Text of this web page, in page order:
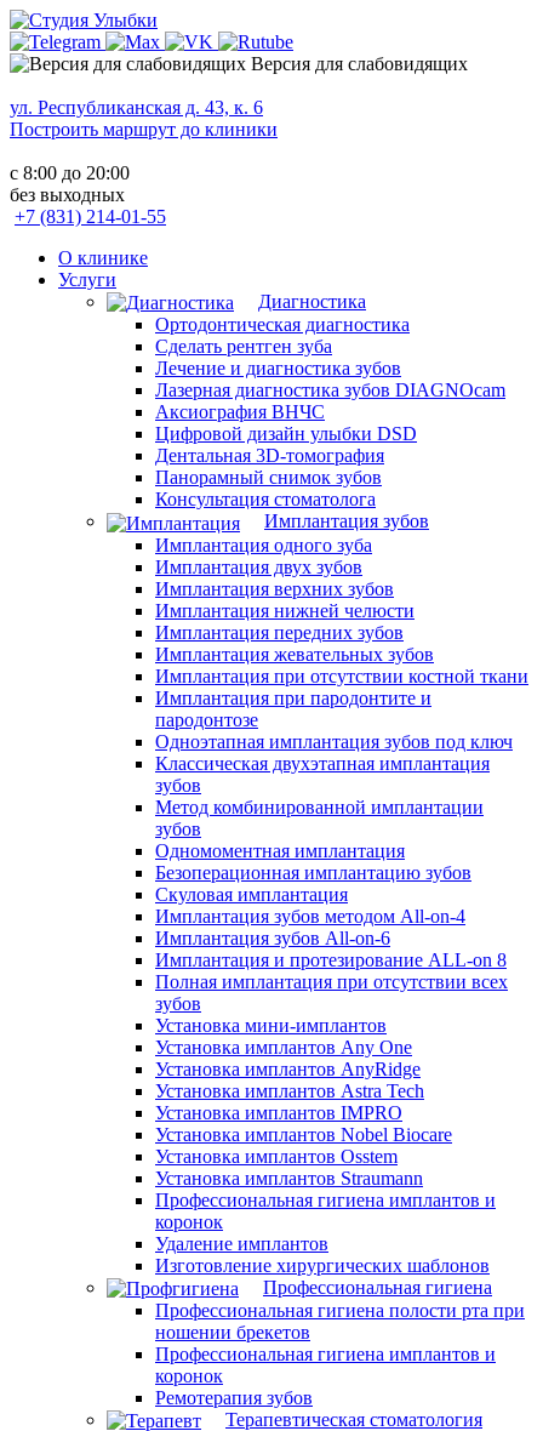
Версия для слабовидящих
ул. Республиканская д. 43, к. 6
Построить маршрут до клиники
с 8:00 до 20:00
без выходных
+7 (831) 214-01-55
О клинике
Услуги
Диагностика
Ортодонтическая диагностика
Сделать рентген зуба
Лечение и диагностика зубов
Лазерная диагностика зубов DIAGNOcam
Аксиография ВНЧС
Цифровой дизайн улыбки DSD
Дентальная 3D-томография
Панорамный снимок зубов
Консультация стоматолога
Имплантация зубов
Имплантация одного зуба
Имплантация двух зубов
Имплантация верхних зубов
Имплантация нижней челюсти
Имплантация передних зубов
Имплантация жевательных зубов
Имплантация при отсутствии костной ткани
Имплантация при пародонтите и
пародонтозе
Одноэтапная имплантация зубов под ключ
Классическая двухэтапная имплантация
зубов
Метод комбинированной имплантации
зубов
Одномоментная имплантация
Безоперационная имплантацию зубов
Скуловая имплантация
Имплантация зубов методом All-on-4
Имплантация зубов All-on-6
Имплантация и протезирование ALL-on 8
Полная имплантация при отсутствии всех
зубов
Установка мини-имплантов
Установка имплантов Any One
Установка имплантов AnyRidge
Установка имплантов Astra Tech
Установка имплантов IMPRO
Установка имплантов Nobel Biocare
Установка имплантов Osstem
Установка имплантов Straumann
Профессиональная гигиена имплантов и
коронок
Удаление имплантов
Изготовление хирургических шаблонов
Профессиональная гигиена
Профессиональная гигиена полости рта при
ношении брекетов
Профессиональная гигиена имплантов и
коронок
Ремотерапия зубов
Терапевтическая стоматология